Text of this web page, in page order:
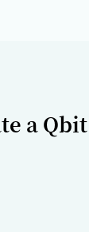
a Qbit